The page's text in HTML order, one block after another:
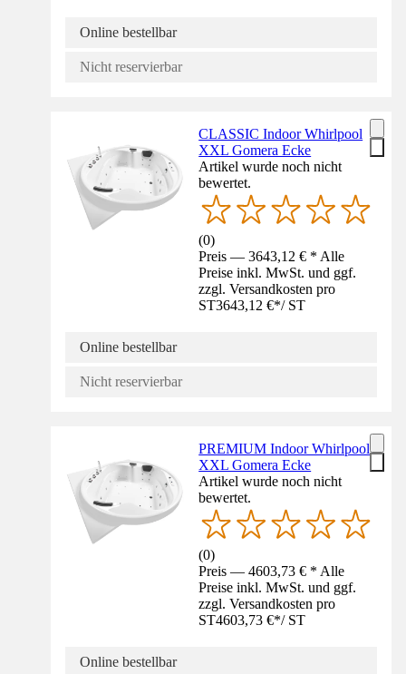
Online bestellbar
Nicht reservierbar
CLASSIC Indoor Whirlpool
XXL Gomera Ecke
Artikel wurde noch nicht
bewertet.
(0)
Preis — 3643,12 € * Alle
Preise inkl. MwSt. und ggf.
zzgl. Versandkosten pro
ST3643,12 €*/ ST
Online bestellbar
Nicht reservierbar
PREMIUM Indoor Whirlpool
XXL Gomera Ecke
Artikel wurde noch nicht
bewertet.
(0)
Preis — 4603,73 € * Alle
Preise inkl. MwSt. und ggf.
zzgl. Versandkosten pro
ST4603,73 €*/ ST
Online bestellbar